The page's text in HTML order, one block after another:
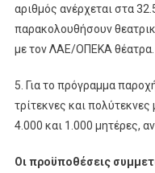
αριθμός ανέρχεται στα
παρακολουθήσουν
με τον ΛΑΕ/ΟΠΕΚΑ θέατρα.
5. Για το πρόγραμμα
τρίτεκνες και
4.000 και 1.000 μητέρες,
Οι προϋποθέσεις